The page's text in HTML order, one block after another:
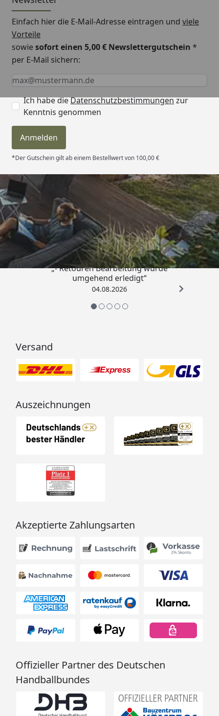
Einfach hier die E-Mail-Adresse eintragen und viele
Vorteile
sowiesofort einen 5,00 € Newslettergutschein *
per E-Mail sichern:
Keine Eingabe erforderlich
Eingabe erforderlich
E-Mail *
Ich habe dieDatenschutzbestimmungenzur
Kenntnis genommen
Anmelden
*Der Gutschein gilt ab einem Bestellwert von 100,00 €
Trusted Shops
4,81/ 5
„- Retouren Bearbeitung wurde
umgehend erledigt“
04.08.2026
Versand
Auszeichnungen
Akzeptierte Zahlungsarten
Offizieller Partner des Deutschen
Handballbundes